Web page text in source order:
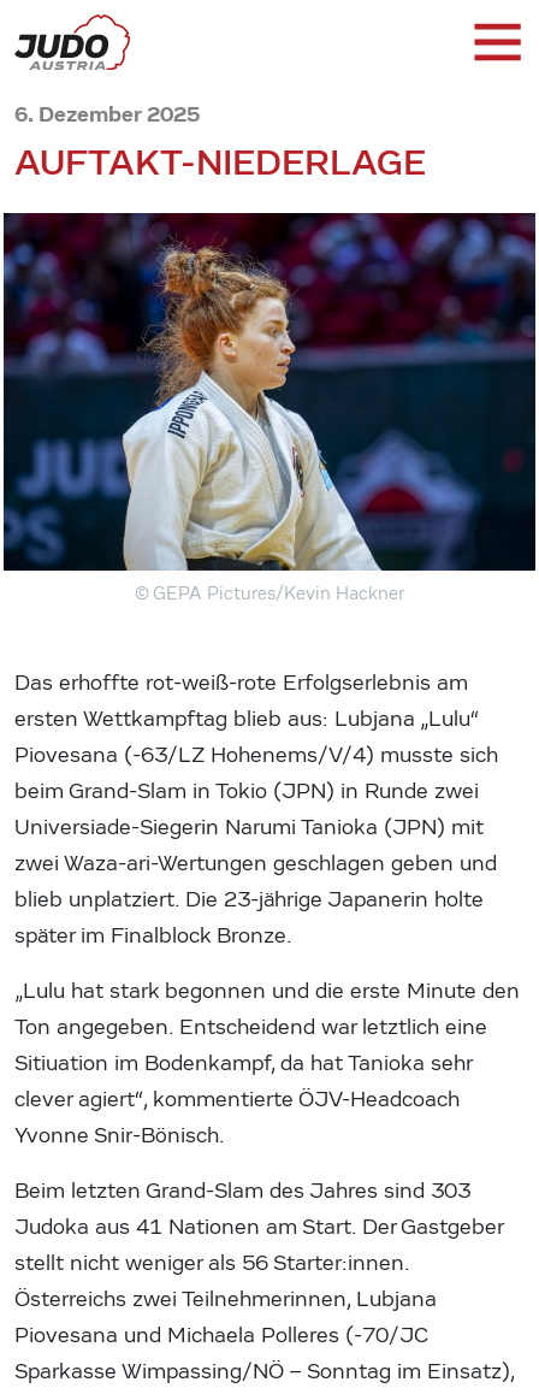
6. Dezember 2025
AUFTAKT-NIEDERLAGE
© GEPA Pictures/Kevin Hackner
Das erhoffte rot-weiß-rote Erfolgserlebnis am
ersten Wettkampftag blieb aus: Lubjana „Lulu“
Piovesana (-63/LZ Hohenems/V/4) musste sich
beim Grand-Slam in Tokio (JPN) in Runde zwei
Universiade-Siegerin Narumi Tanioka (JPN) mit
zwei Waza-ari-Wertungen geschlagen geben und
blieb unplatziert. Die 23-jährige Japanerin holte
später im Finalblock Bronze.
„Lulu hat stark begonnen und die erste Minute den
Ton angegeben. Entscheidend war letztlich eine
Sitiuation im Bodenkampf, da hat Tanioka sehr
clever agiert“, kommentierte ÖJV-Headcoach
Yvonne Snir-Bönisch.
Beim letzten Grand-Slam des Jahres sind 303
Judoka aus 41 Nationen am Start. Der Gastgeber
stellt nicht weniger als 56 Starter:innen.
Österreichs zwei Teilnehmerinnen, Lubjana
Piovesana und Michaela Polleres (-70/JC
Sparkasse Wimpassing/NÖ – Sonntag im Einsatz),